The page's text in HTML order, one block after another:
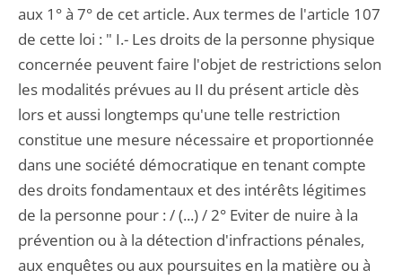
aux 1° à 7° de cet article. Aux termes de l'article 107
de cette loi : " I.- Les droits de la personne physique
concernée peuvent faire l'objet de restrictions selon
les modalités prévues au II du présent article dès
lors et aussi longtemps qu'une telle restriction
constitue une mesure nécessaire et proportionnée
dans une société démocratique en tenant compte
des droits fondamentaux et des intérêts légitimes
de la personne pour : / (...) / 2° Eviter de nuire à la
prévention ou à la détection d'infractions pénales,
aux enquêtes ou aux poursuites en la matière ou à